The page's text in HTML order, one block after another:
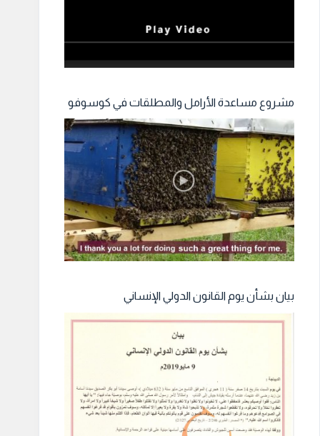
مشروع مساعدة الأرامل والمطلقات في كوسوفو
بيان بشأن يوم القانون الدولي الإنساني